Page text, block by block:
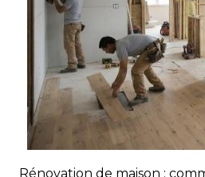
Rénovation de maison :